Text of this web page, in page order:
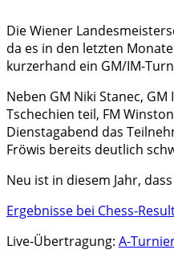
Die Wiener
da es in den letzten
kurzerhand ein GM/IM-
Neben GM Niki Stanec,
Tschechien teil, FM
Dienstagabend das
Fröwis bereits deutlich
Neu ist in diesem Jahr,
Ergebnisse bei Chess-
Live-Übertragung: A-